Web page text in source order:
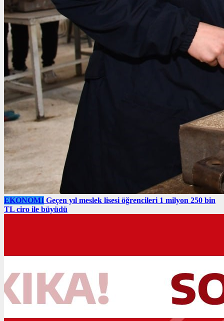
EKONOMI Geçen yıl meslek lisesi öğrencileri 1 milyon 250 bin
TL ciro ile büyüdü